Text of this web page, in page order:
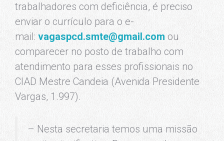
trabalhadores com deficiência, é preciso
enviar o currículo para o e-
mail: vagaspcd.smte@gmail.com ou
comparecer no posto de trabalho com
atendimento para esses profissionais no
CIAD Mestre Candeia (Avenida Presidente
Vargas, 1.997).
– Nesta secretaria temos uma missão